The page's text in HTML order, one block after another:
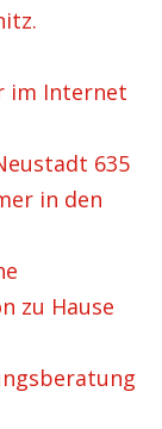
im Internet
635
in den
zu Hause